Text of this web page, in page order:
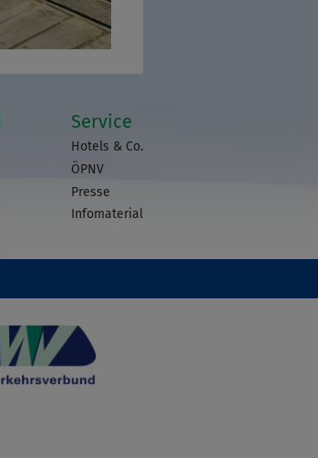
Service
Hotels & Co.
ÖPNV
Presse
Infomaterial